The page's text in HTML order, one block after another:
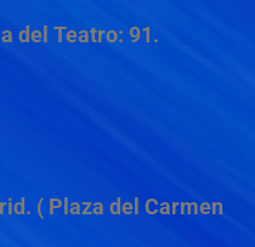
del Teatro: 91.
( Plaza del Carmen